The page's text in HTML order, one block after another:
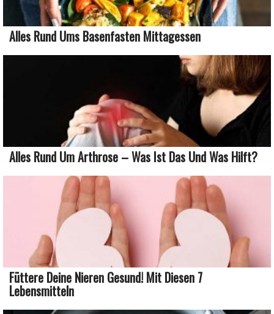
Alles Rund Ums Basenfasten Mittagessen
Alles Rund Um Arthrose – Was Ist Das Und Was Hilft?
Füttere Deine Nieren Gesund! Mit Diesen 7
Lebensmitteln